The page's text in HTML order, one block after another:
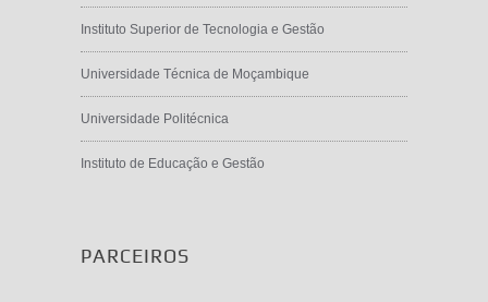
Instituto Superior de Tecnologia e Gestão
Universidade Técnica de Moçambique
Universidade Politécnica
Instituto de Educação e Gestão
PARCEIROS